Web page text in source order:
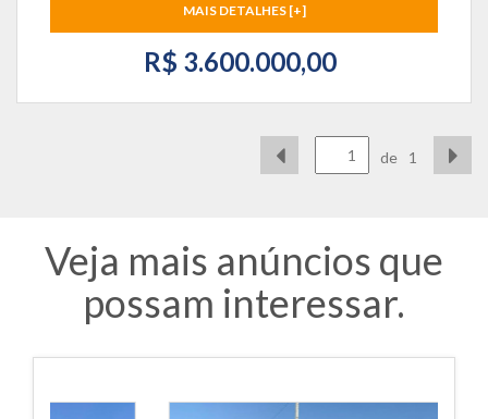
MAIS DETALHES [+]
R$ 3.600.000,00
de 1
Veja mais anúncios que
possam interessar.